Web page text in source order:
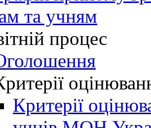
та учням
процес
Критерії